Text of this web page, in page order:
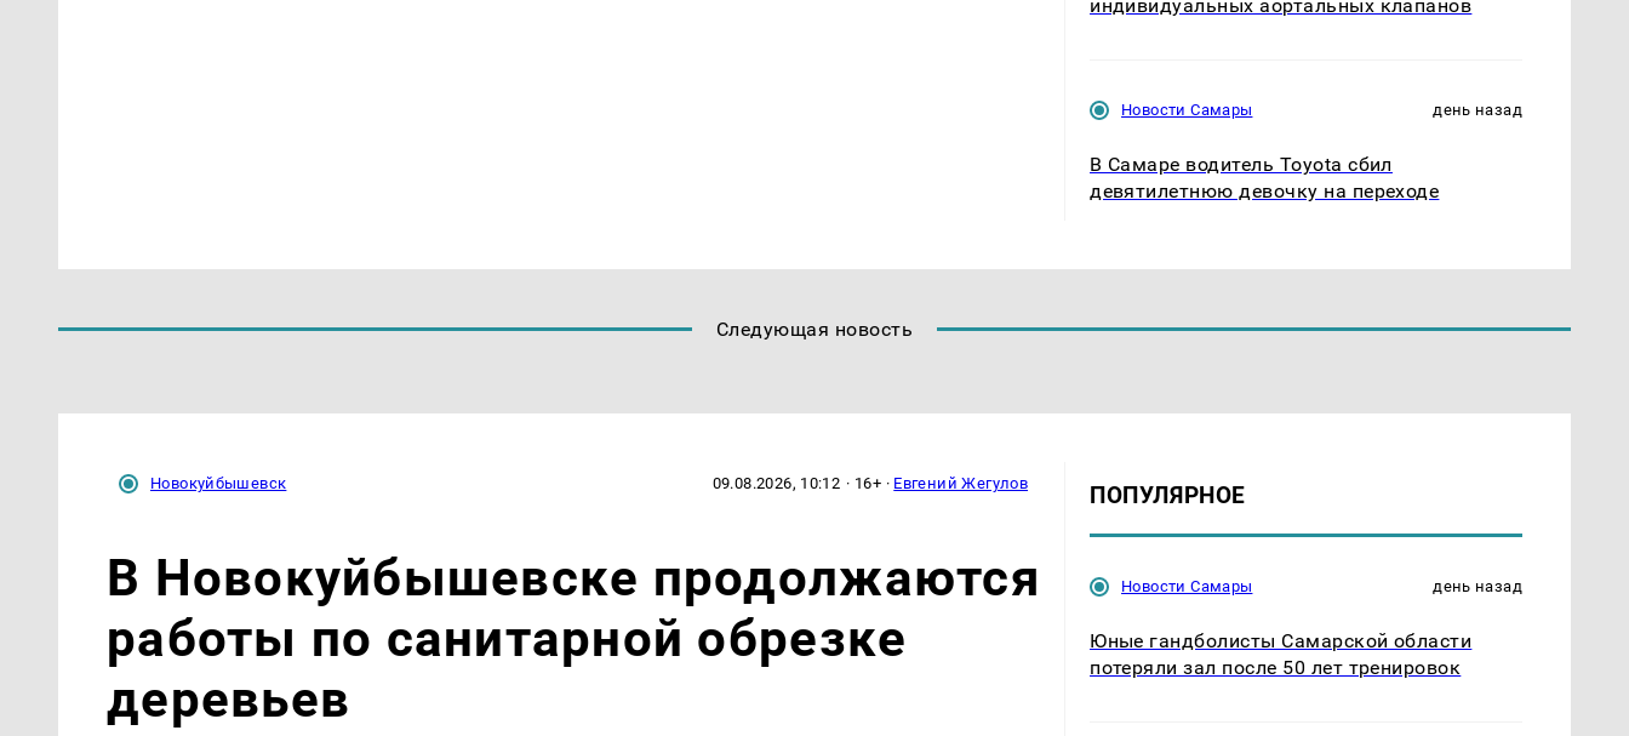
индивидуальных аортальных клапанов
Новости Самары день назад
В Самаре водитель Toyota сбил
девятилетнюю девочку на переходе
Следующая новость
Новокуйбышевск 09.08.2026, 10:12 · 16+ · Евгений Жегулов
В Новокуйбышевске продолжаются
работы по санитарной обрезке
деревьев
ПОПУЛЯРНОЕ
Новости Самары день назад
Юные гандболисты Самарской области
потеряли зал после 50 лет тренировок